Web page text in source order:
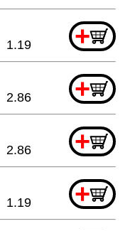
+
1.19
+
2.86
+
2.86
+
1.19